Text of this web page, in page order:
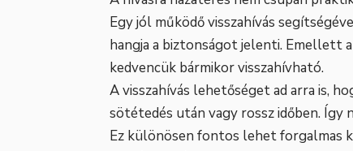
Egy jól működő visszahívás
hangja a biztonságot jelenti. Emellett
kedvencük bármikor visszahívható.
A visszahívás lehetőséget ad arra is,
sötétedés után vagy rossz időben. Így
Ez különösen fontos lehet forgalmas